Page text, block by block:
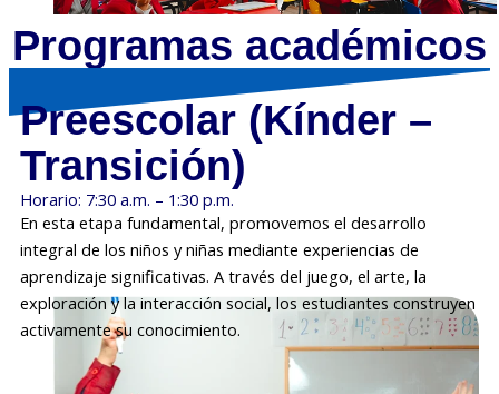
Programas académicos
Preescolar (Kínder –
Transición)
Horario: 7:30 a.m. – 1:30 p.m.
En esta etapa fundamental, promovemos el desarrollo
integral de los niños y niñas mediante experiencias de
aprendizaje significativas. A través del juego, el arte, la
exploración y la interacción social, los estudiantes construyen
activamente su conocimiento.